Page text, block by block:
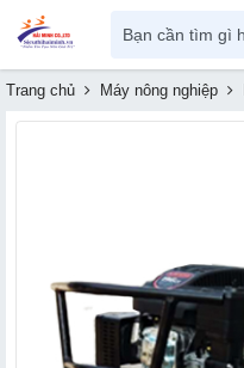
Trang chủ Máy nông nghiệp